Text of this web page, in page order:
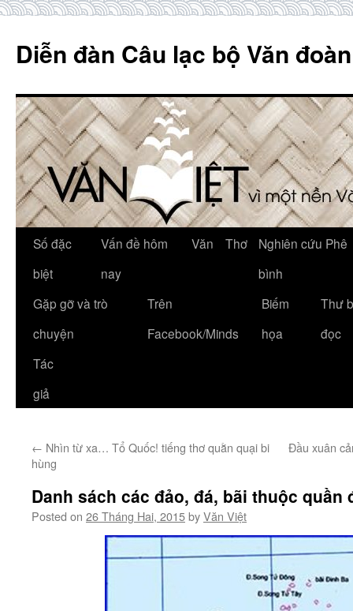
content
Diễn đàn Câu lạc bộ Văn
Số đặc
biệt
Vấn đề hôm
nay
Văn Thơ
Nghiên cứu Phê
bình
Gặp gỡ và trò
chuyện
Trên
Facebook/Minds
Biếm
họa
Thư
đọc
Tác
giả
← Nhìn từ xa… Tổ Quốc! tiếng thơ quằn quại bi
hùng
Đầu xuân
Danh sách các đảo, đá, bãi thuộc quần
Posted on 26 Tháng Hai, 2015byVăn Việt